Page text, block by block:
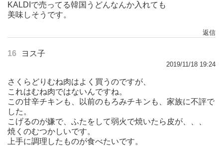
KALDIで売ってる韓国うどんなんか入れても
美味しそうです。
返信
16 ヨス子
2019/11/18 19:24
さくらどりむね肉はよく買うのですが、
これはむね肉ではないんですね。
この甘辛チキンも、以前のもろみチキンも、家族に不評で
した。
こげるのが嫌で、ふたをして弱火で焼いたら皮が、、、
焼くのむつかしいです。
上手に調理したものが食べたいです。